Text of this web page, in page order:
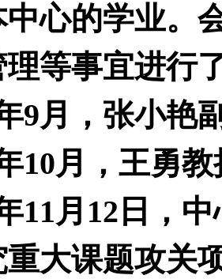
心的学业。
等事宜进行
9月，张小艳
10月，王勇
11月 12 日，
大课题攻关